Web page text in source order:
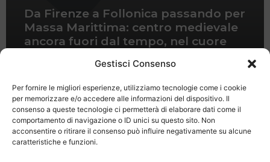
Gestisci Consenso
Per fornire le migliori esperienze, utilizziamo tecnologie come i cookie
per memorizzare e/o accedere alle informazioni del dispositivo. Il
consenso a queste tecnologie ci permetterà di elaborare dati come il
comportamento di navigazione o ID unici su questo sito. Non
acconsentire o ritirare il consenso può influire negativamente su alcune
caratteristiche e funzioni.
Da Firenze a Follonica passando per
Massa Marittima: centro medievale
ancora fuori dal tempo, nel cuore
Last Minute